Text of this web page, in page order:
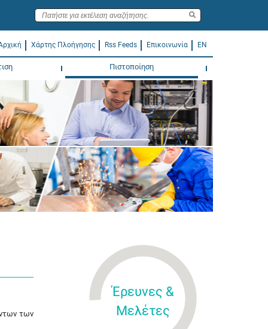
Χάρτης Πλοήγησης Rss Feeds Επικοινωνία EN
Πιστοποίηση
των
Έρευνες &
Μελέτες